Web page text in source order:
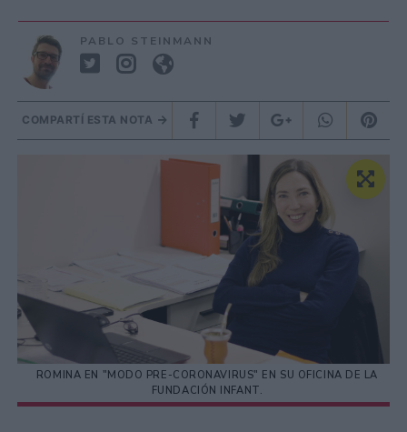
PABLO STEINMANN
COMPARTÍ ESTA NOTA
ROMINA EN "MODO PRE-CORONAVIRUS" EN SU OFICINA DE LA
FUNDACIÓN INFANT.